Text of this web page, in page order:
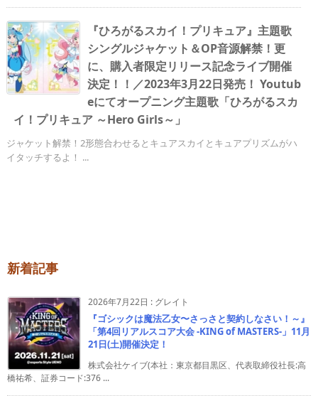
『ひろがるスカイ！プリキュア』主題歌
シングルジャケット＆OP音源解禁！更
に、購入者限定リリース記念ライブ開催
決定！！／2023年3月22日発売！ Youtub
eにてオープニング主題歌「ひろがるスカ
イ！プリキュア ～Hero Girls～」
ジャケット解禁！2形態合わせるとキュアスカイとキュアプリズムがハ
イタッチするよ！ ...
新着記事
2026年7月22日 : グレイト
『ゴシックは魔法乙女〜さっさと契約しなさい！～』
「第4回リアルスコア大会 -KING of MASTERS-」11月
21日(土)開催決定！
株式会社ケイブ(本社：東京都目黒区、代表取締役社長:高
橋祐希、証券コード:376 ...